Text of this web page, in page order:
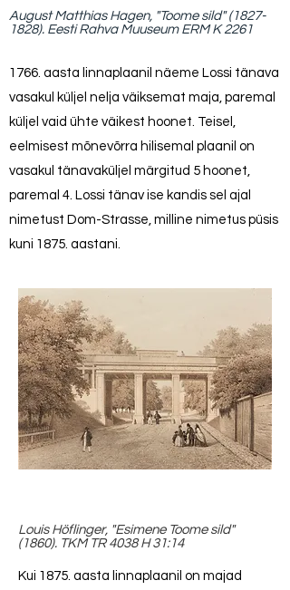
August Matthias Hagen, "Toome sild"(1827-
1828). Eesti Rahva Muuseum ERM K 2261
1766. aasta linnaplaanil näeme Lossi tänava
vasakul küljel nelja väiksemat maja, paremal
küljel vaid ühte väikest hoonet. Teisel,
eelmisest mõnevõrra hilisemal plaanil on
vasakul tänavaküljel märgitud 5 hoonet,
paremal 4. Lossi tänav ise kandis sel ajal
nimetust Dom-Strasse, milline nimetus püsis
kuni 1875. aastani.
Louis Höflinger, "Esimene Toome sild"
(1860). TKM TR 4038 H 31:14
Kui 1875. aasta linnaplaanil on majad